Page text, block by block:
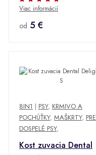
Viac informácií
od 5 €
8IN1 | PSY, KRMIVO A
POCHÚŤKY, MAŠKRTY, PRE
DOSPELÉ PSY,
Kost zuvacia Dental